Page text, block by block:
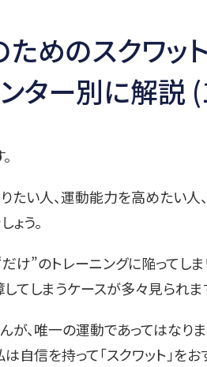
めのスクワッ
ンター別に解説
たい人、運動能力を高めたい
ょう。
け”のトレーニングに陥ってし
てしまうケースが多々見られま
が、唯一の運動であってはなり
自信を持って「スクワット」をお